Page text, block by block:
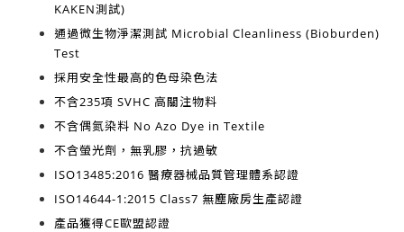
KAKEN測試)
通過微生物淨潔測試 Microbial Cleanliness (Bioburden)
Test
採用安全性最高的色母染色法
不含235項 SVHC 高關注物料
不含偶氮染料 No Azo Dye in Textile
不含螢光劑，無乳膠，抗過敏
ISO13485:2016 醫療器械品質管理體系認證
ISO14644-1:2015 Class7 無塵廠房生產認證
產品獲得CE歐盟認證